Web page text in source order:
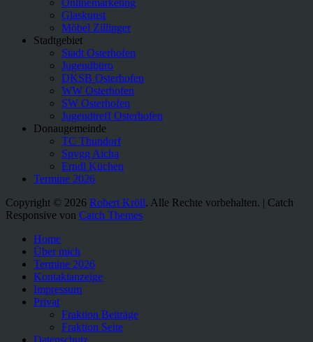
Onlinemarketing
Glaskunst
Möbel Zillinger
Stadtgebiet
Stadt Osterhofen
Jugendbüro
DKSB Osterhofen
WW Osterhofen
SW Osterhofen
Jugendtreff Osterhofen
Donaugemeinde
TC Thundorf
Spvgg Aicha
Erndl Küchen
Termine 2026
Copyright © 2026 Robert Kröll. Alle Rechte vorbehalten. | Catch
Responsive von Catch Themes
oben
scrollen
Home
Über mich
Termine 2026
Kontaktanzeige
Impressum
Privat
Fraktion Beiträge
Fraktion Seite
Datenschutz